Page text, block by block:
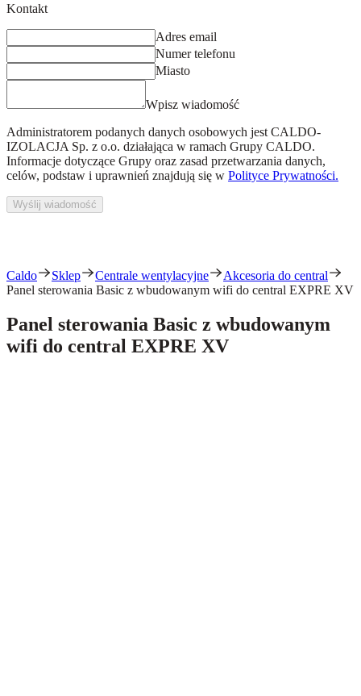
Kontakt
Adres email
Numer telefonu
Miasto
Wpisz wiadomość
Administratorem podanych danych osobowych jest CALDO-
IZOLACJA Sp. z o.o. działająca w ramach Grupy CALDO.
Informacje dotyczące Grupy oraz zasad przetwarzania danych,
celów, podstaw i uprawnień znajdują się w Polityce Prywatności.
Wyślij wiadomość
Caldo Sklep Centrale wentylacyjne
Akcesoria do central
Panel sterowania Basic z wbudowanym wifi do central EXPRE XV
Panel sterowania Basic z wbudowanym
wifi do central EXPRE XV